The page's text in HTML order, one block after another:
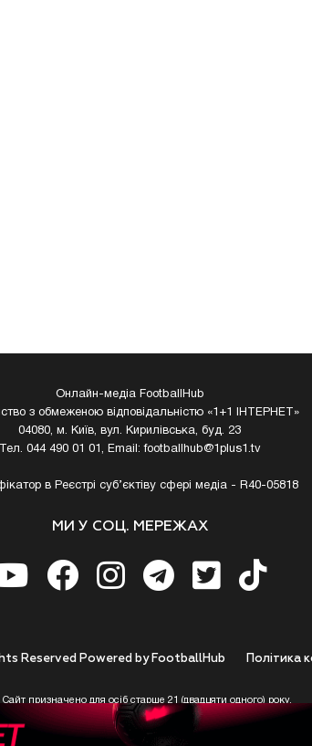
Онлайн-медіа FootballHub
з обмеженою відповідальністю «1+1 ІНТЕРНЕТ»
04080, м. Київ, вул. Кирилівська, буд. 23
Тел. 044 490 01 01, Email:footballhub@1plus1.tv
в Реєстрі суб’єктіву сфері медіа - R40-05818
МИ У СОЦ. МЕРЕЖАХ
Полiтика
Reserved Powered by FootballHub
призначено для осіб старше 21 (двадцяти одного) року.
https://footballhub.ua, Користувач цим підтверджує, що досяг
досягли 21-річного віку - не розпочинайте або припиніть